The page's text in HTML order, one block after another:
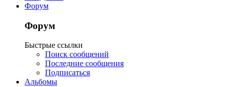
Форум
Форум
Быстрые ссылки
Поиск сообщений
Последние сообщения
Подписаться
Альбомы